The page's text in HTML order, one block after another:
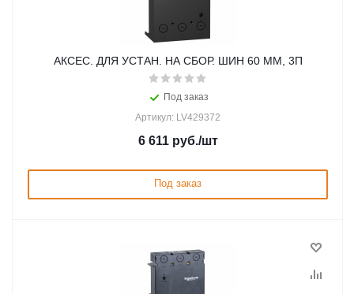
АКСЕС. ДЛЯ УСТАН. НА СБОР. ШИН 60 ММ, 3П
Под заказ
Артикул: LV429372
6 611руб./шт
Под заказ